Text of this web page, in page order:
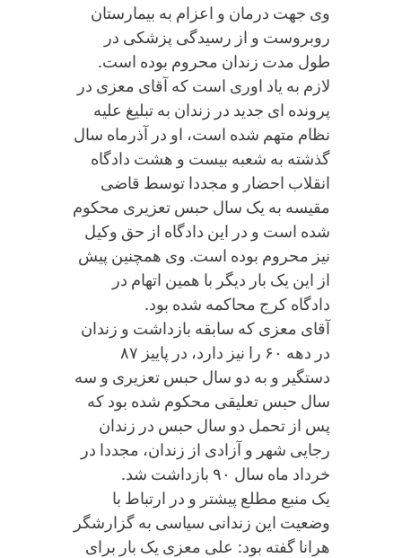
وی جهت درمان و اعزام به بیمارستان
روبروست و از رسیدگی پزشکی در
طول مدت زندان محروم بوده است.
لازم به یاد اوری است که آقای معزی در
پرونده ای جدید در زندان به تبلیغ علیه
نظام متهم شده است، او در آذرماه سال
گذشته به شعبه بیست و هشت دادگاه
انقلاب احضار و مجددا توسط قاضی
مقیسه به یک سال حبس تعزیری محکوم
شده است و در این دادگاه از حق وکیل
نیز محروم بوده است. وی همچنین پیش
از این یک بار دیگر با همین اتهام در
دادگاه کرج محاکمه شده بود.
آقای معزی که سابقه بازداشت و زندان
در دهه ۶۰ را نیز دارد، در پاییز ۸۷
دستگیر و به دو سال حبس تعزیری و سه
سال حبس تعلیقی محکوم شده بود که
پس از تحمل دو سال حبس در زندان
رجایی شهر و آزادی از زندان، مجددا در
خرداد ماه سال ۹۰ بازداشت شد.
یک منبع مطلع پیشتر و در ارتباط با
وضعیت این زندانى سیاسى به گزارشگر
هرانا گفته بود: على معزى یک بار براى